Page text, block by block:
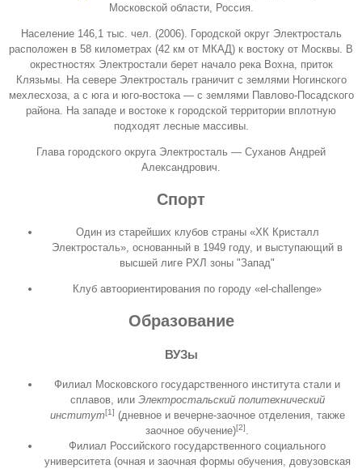
Московской области, Россия.
Население 146,1 тыс. чел. (2006). Городской округ Электросталь
расположен в 58 километрах (42 км от МКАД) к востоку от Москвы. В
окрестностях Электростали берет начало река Вохна, приток
Клязьмы. На севере Электросталь граничит с землями Ногинского
мехлесхоза, а с юга и юго-востока — с землями Павлово-Посадского
района. На западе и востоке к городской территории вплотную
подходят лесные массивы.
Глава городского округа Электросталь — Суханов Андрей
Александрович.
Спорт
Один из старейших клубов страны «ХК Кристалл
Электросталь», основанный в 1949 году, и выступающий в
высшей лиге РХЛ зоны "Запад"
Клуб автоориентирования по городу «el-challenge»
Образование
ВУЗы
Филиал Московского государственного института стали и
сплавов, или Электростальский политехнический
институт[1] (дневное и вечерне-заочное отделения, также
заочное обучение)[2]
Филиал Российского государственного социального
университета (очная и заочная формы обучения, довузовская